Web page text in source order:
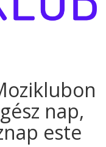
nap,
este